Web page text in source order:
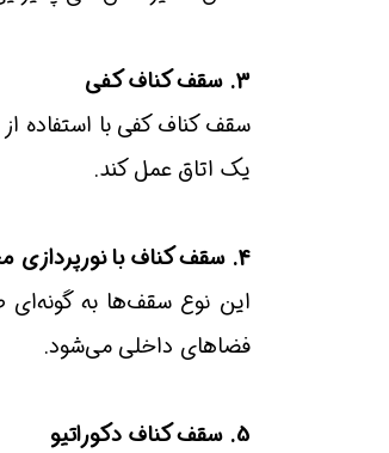
3. سقف کناف کفی
سقف کناف کفی با استفاده
یک اتاق عمل کند.
4. سقف کناف با نورپردازی مخفی
فضاهای داخلی می‌شود.
5. سقف کناف دکوراتیو